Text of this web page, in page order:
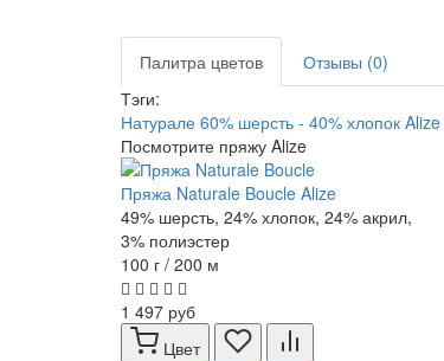
Палитра цветов
Отзывы (0)
Тэги:
Натурале 60% шерсть - 40% хлопок Alize
Посмотрите пряжу Alize
Пряжа Naturale Boucle Alize
49% шерсть, 24% хлопок, 24% акрил,
3% полиэстер
100 г / 200 м
1 497 руб
Цвет